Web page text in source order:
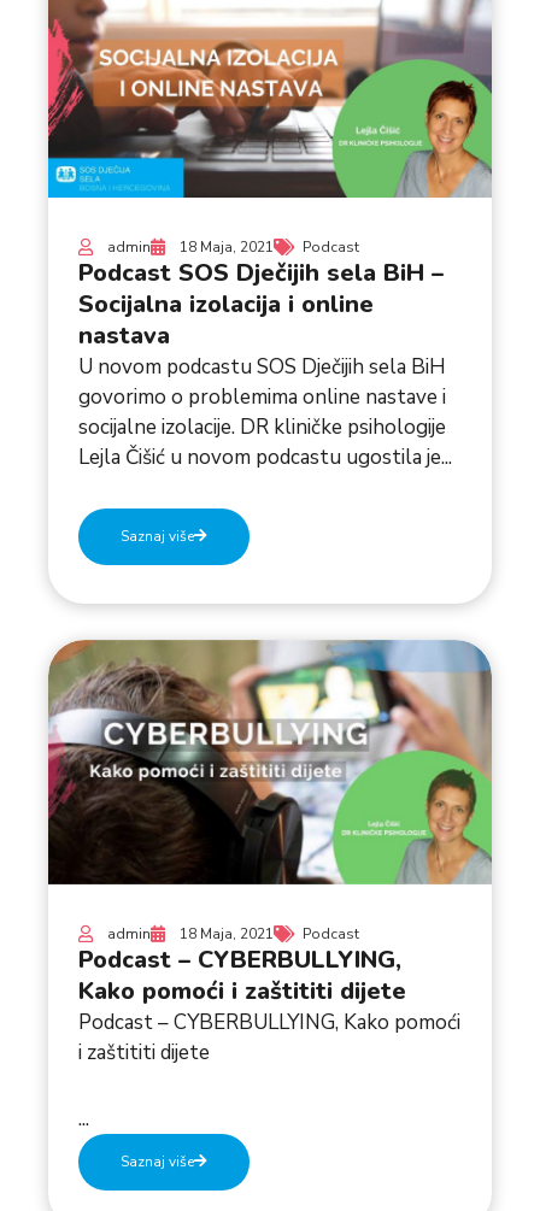
admin 18 Maja, 2021 Podcast
Podcast SOS Dječijih sela BiH –
Socijalna izolacija i online
nastava
U novom podcastu SOS Dječijih sela BiH
govorimo o problemima online nastave i
socijalne izolacije. DR kliničke psihologije
Lejla Čišić u novom podcastu ugostila je...
Saznaj više
admin 18 Maja, 2021 Podcast
Podcast – CYBERBULLYING,
Kako pomoći i zaštititi dijete
Podcast – CYBERBULLYING, Kako pomoći
i zaštititi dijete
...
Saznaj više